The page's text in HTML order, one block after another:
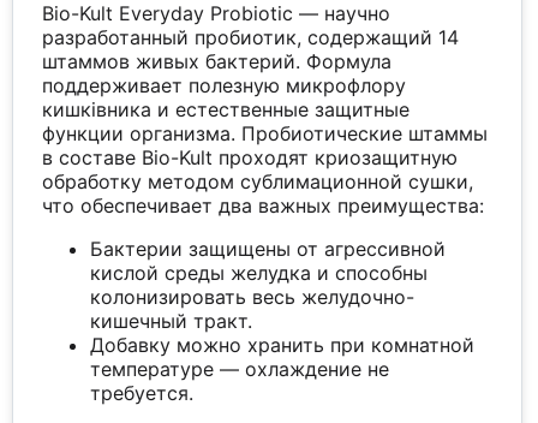
Bio-Kult Everyday Probiotic — научно
разработанный пробиотик, содержащий 14
штаммов живых бактерий. Формула
поддерживает полезную микрофлору
кишківника и естественные защитные
функции организма. Пробиотические штаммы
в составе Bio-Kult проходят криозащитную
обработку методом сублимационной сушки,
что обеспечивает два важных преимущества:
Бактерии защищены от агрессивной
кислой среды желудка и способны
колонизировать весь желудочно-
кишечный тракт.
Добавку можно хранить при комнатной
температуре — охлаждение не
требуется.